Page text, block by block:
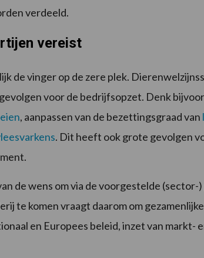
verdeeld.
vereist
de vinger op de zere plek.
voor de bedrijfsopzet. Denk
, aanpassen van de bezettingsgraad van
. Dit heeft ook grote gevolgen
de wens om via de voorgestelde
te komen vraagt daarom om
en Europees beleid, inzet van markt-